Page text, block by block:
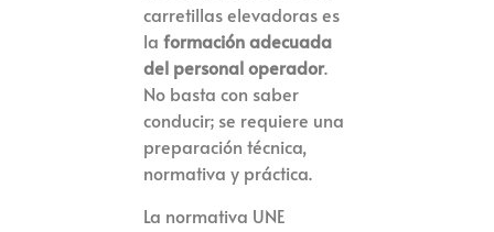
carretillas elevadoras es
la formación adecuada
del personal operador.
No basta con saber
conducir; se requiere una
preparación técnica,
normativa y práctica.
La normativa UNE